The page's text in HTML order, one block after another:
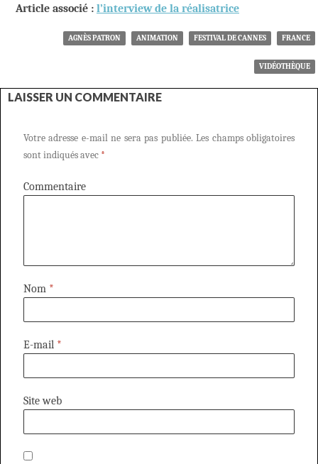
Article associé : l’interview de la réalisatrice
AGNÈS PATRON ANIMATION FESTIVAL DE CANNES FRANCE
VIDÉOTHÈQUE
LAISSER UN COMMENTAIRE
Votre adresse e-mail ne sera pas publiée. Les champs obligatoires
sont indiqués avec *
Commentaire
Nom *
E-mail *
Site web